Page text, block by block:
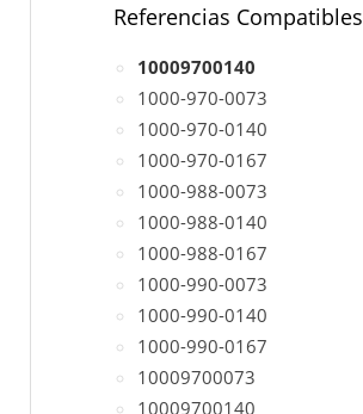
Referencias Compatibles
10009700140
1000-970-0073
1000-970-0140
1000-970-0167
1000-988-0073
1000-988-0140
1000-988-0167
1000-990-0073
1000-990-0140
1000-990-0167
10009700073
10009700140